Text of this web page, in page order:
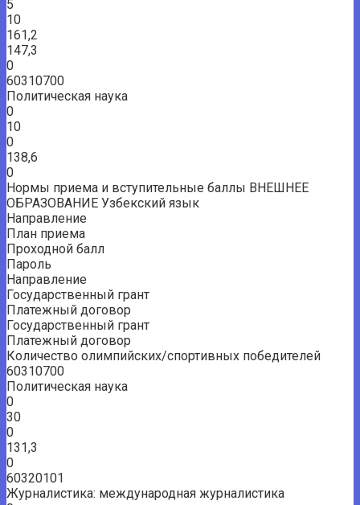
5
10
161,2
147,3
0
60310700
Политическая наука
0
10
0
138,6
0
Нормы приема и вступительные баллы ВНЕШНЕЕ
ОБРАЗОВАНИЕ Узбекский язык
Направление
План приема
Проходной балл
Пароль
Направление
Государственный грант
Платежный договор
Государственный грант
Платежный договор
Количество олимпийских/спортивных победителей
60310700
Политическая наука
0
30
0
131,3
0
60320101
Журналистика: международная журналистика